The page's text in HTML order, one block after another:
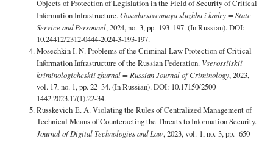
Objects of Protection of Legislation in the Field of Security of Critical
Information Infrastructure.Gosudarstvennaya sluzhba i kadry = State
Service and Personnel, 2024, no. 3, pp. 193–197. (In Russian). DOI:
10.24412/2312-0444-2024-3-193-197.
Mosechkin I. N. Problems of the Criminal Law Protection of Critical
Information Infrastructure of the Russian Federation. Vserossiiskii
kriminologicheskii zhurnal = Russian Journal of Criminology, 2023,
vol. 17, no. 1, pp. 22–34. (In Russian). DOI: 10.17150/2500-
1442.2023.17(1).22-34.
Russkevich E. A. Violating the Rules of Centralized Management of
Technical Means of Counteracting the Threats to Information Security.
Journal of Digital Technologies and Law, 2023, vol. 1, no. 3, pp. 650–